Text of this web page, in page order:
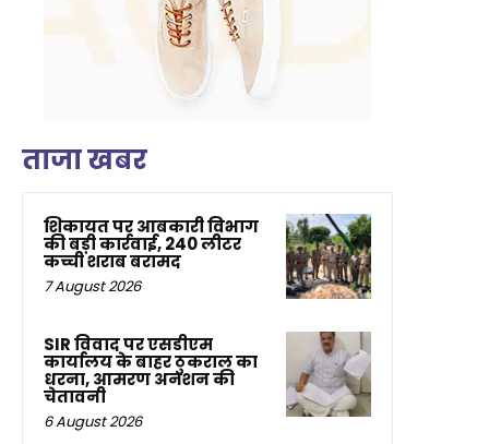
ताजा खबर
शिकायत पर आबकारी विभाग
की बड़ी कार्रवाई, 240 लीटर
कच्ची शराब बरामद
7 August 2026
SIR विवाद पर एसडीएम
कार्यालय के बाहर ठुकराल का
धरना, आमरण अनशन की
चेतावनी
6 August 2026